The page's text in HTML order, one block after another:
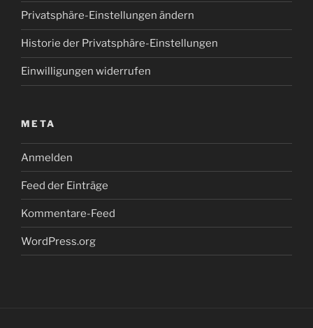
Privatsphäre-Einstellungen ändern
Historie der Privatsphäre-Einstellungen
Einwilligungen widerrufen
META
Anmelden
Feed der Einträge
Kommentare-Feed
WordPress.org